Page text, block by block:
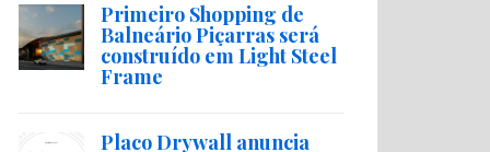
Primeiro Shopping de
Balneário Piçarras será
construído em Light Steel
Frame
Placo Drywall anuncia